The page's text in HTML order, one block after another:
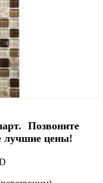
Позвоните
лучшие цены!